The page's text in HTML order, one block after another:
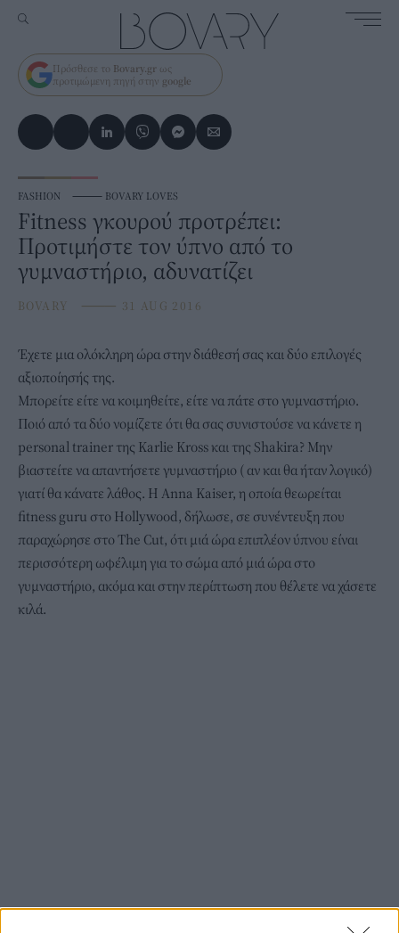
Πρόσθεσε το Bovary.gr ως
προτιμώμενη πηγή στην google
FASHION ⸻ BOVARY LOVES
Fitness γκουρού προτρέπει:
Προτιμήστε τον ύπνο από το
γυμναστήριο, αδυνατίζει
BOVARY ⸻ 31 AUG 2016
Έχετε μια ολόκληρη ώρα στην διάθεσή σας και δύο επιλογές
αξιοποίησής της.
Μπορείτε είτε να κοιμηθείτε, είτε να πάτε στο γυμναστήριο.
Ποιό από τα δύο νομίζετε ότι θα σας συνιστούσε να κάνετε η
personal trainer της Karlie Kross και της Shakira? Μην
βιαστείτε να απαντήσετε γυμναστήριο ( αν και θα ήταν λογικό)
γιατί θα κάνατε λάθος. Η Anna Kaiser, η οποία θεωρείται
fitness guru στο Hollywood, δήλωσε, σε συνέντευξη που
παραχώρησε στο The Cut, ότι μιά ώρα επιπλέον ύπνου είναι
περισσότερη ωφέλιμη για το σώμα από μιά ώρα στο
γυμναστήριο, ακόμα και στην περίπτωση που θέλετε να χάσετε
κιλά.